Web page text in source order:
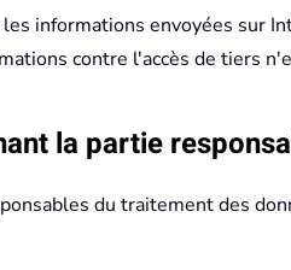
informations envoyées sur
contre l'accès de tiers
la partie
du traitement des